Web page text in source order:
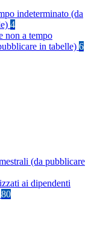
indeterminato (da
4
non a tempo
in tabelle) 6
(da pubblicare
ai dipendenti
80